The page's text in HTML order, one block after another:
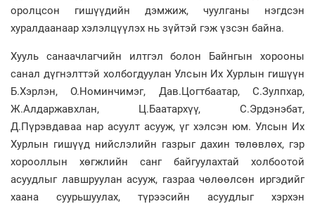
оролцсон гишүүдийн дэмжиж, чуулганы нэгдсэн
хуралдаанаар хэлэлцүүлэх нь зүйтэй гэж үзсэн байна.
Хууль санаачлагчийн илтгэл болон Байнгын хорооны
санал дүгнэлттэй холбогдуулан Улсын Их Хурлын гишүүн
Б.Хэрлэн, О.Номинчимэг, Дав.Цогтбаатар, С.Зулпхар,
Ж.Алдаржавхлан, Ц.Баатархүү, С.Эрдэнэбат,
Д.Пүрэвдаваа нар асуулт асууж, үг хэлсэн юм. Улсын Их
Хурлын гишүүд нийслэлийн газрыг дахин төлөвлөх, гэр
хорооллын хөгжлийн санг байгуулахтай холбоотой
асуудлыг лавшруулан асууж, газраа чөлөөлсөн иргэдийг
хаана суурьшуулах, түрээсийн асуудлыг хэрхэн